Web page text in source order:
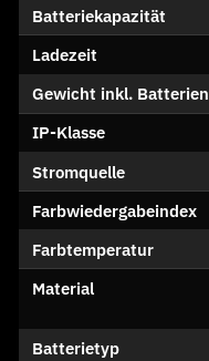
Batteriekapazität
Ladezeit
Gewicht inkl. Batterien
IP-Klasse
Stromquelle
Farbwiedergabeindex
Farbtemperatur
Material
Batterietyp